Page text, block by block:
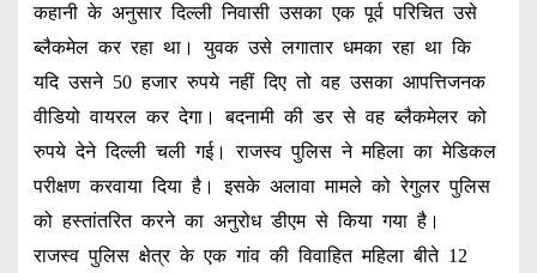
कहानी के अनुसार दिल्ली निवासी उसका एक पूर्व परिचित उसे
ब्लैकमेल कर रहा था। युवक उसे लगातार धमका रहा था कि
यदि उसने 50 हजार रुपये नहीं दिए तो वह उसका आपत्तिजनक
वीडियो वायरल कर देगा। बदनामी की डर से वह ब्लैकमेलर को
रुपये देने दिल्ली चली गई। राजस्व पुलिस ने महिला का मेडिकल
परीक्षण करवाया दिया है। इसके अलावा मामले को रेगुलर पुलिस
को हस्तांतरित करने का अनुरोध डीएम से किया गया है।
राजस्व पुलिस क्षेत्र के एक गांव की विवाहित महिला बीते 12